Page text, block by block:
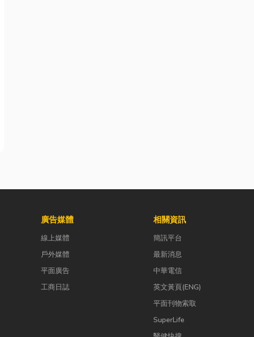
廣告媒體
線上媒體
戶外媒體
平面廣告
工商日誌
相關資訊
簡訊平台
最新消息
中華電信
英文黃頁(ENG)
平面刊物索取
SuperLife